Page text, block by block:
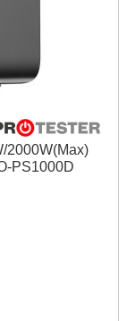
2000W(Max)
PS1000D